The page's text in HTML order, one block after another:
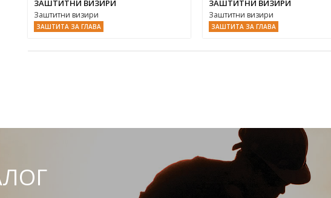
ЗАШТИТНИ ВИЗИРИ
Заштитни визири
ЗАШТИТА ЗА ГЛАВА
ЗАШТИТНИ ВИЗИРИ
Заштитни визири
ЗАШТИТА ЗА ГЛАВА